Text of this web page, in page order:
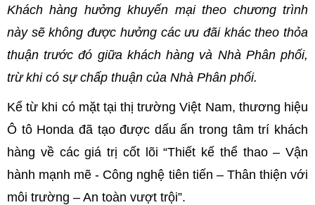
Khách hàng hưởng khuyến mại theo chương trình
này sẽ không được hưởng các ưu đãi khác theo thỏa
thuận trước đó giữa khách hàng và Nhà Phân phối,
trừ khi có sự chấp thuận của Nhà Phân phối.
Kể từ khi có mặt tại thị trường Việt Nam, thương hiệu
Ô tô Honda đã tạo được dấu ấn trong tâm trí khách
hàng về các giá trị cốt lõi “Thiết kế thể thao – Vận
hành mạnh mẽ - Công nghệ tiên tiến – Thân thiện với
môi trường – An toàn vượt trội”.